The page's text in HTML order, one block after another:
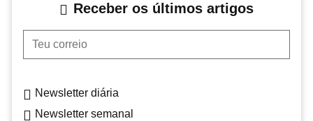
Receber os últimos artigos
Teu correio
Newsletter diária
Newsletter semanal